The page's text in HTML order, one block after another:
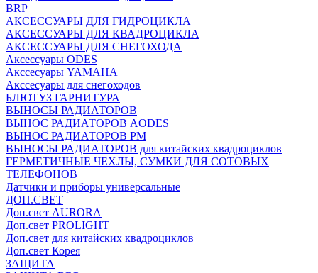
BRP
АКСЕССУАРЫ ДЛЯ ГИДРОЦИКЛА
АКСЕССУАРЫ ДЛЯ КВАДРОЦИКЛА
АКСЕССУАРЫ ДЛЯ СНЕГОХОДА
Аксессуары ODES
Акссесуары YAMAHA
Акссесуары для снегоходов
БЛЮТУЗ ГАРНИТУРА
ВЫНОСЫ РАДИАТОРОВ
ВЫНОС РАДИАТОРОВ AODES
ВЫНОС РАДИАТОРОВ РМ
ВЫНОСЫ РАДИАТОРОВ для китайских квадроциклов
ГЕРМЕТИЧНЫЕ ЧЕХЛЫ, СУМКИ ДЛЯ СОТОВЫХ
ТЕЛЕФОНОВ
Датчики и приборы универсальные
ДОП.СВЕТ
Доп.свет AURORA
Доп.свет PROLIGHT
Доп.свет для китайских квадроциклов
Доп.свет Корея
ЗАЩИТА